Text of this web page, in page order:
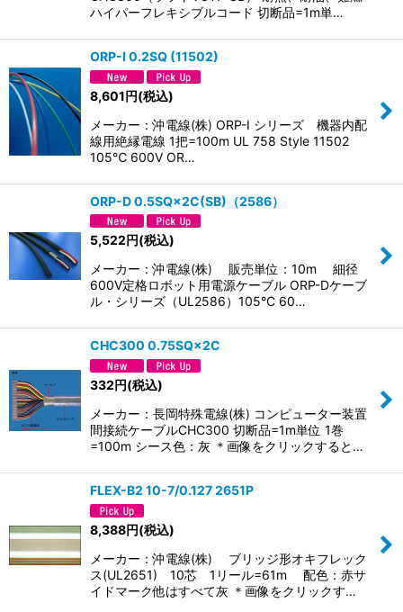
ハイパーフレキシブルコード 切断品=1m単…
ORP-I 0.2SQ (11502)
8,601円(税込)
メーカー：沖電線(株) ORP-I シリーズ 機器内配
線用絶縁電線 1把=100m UL 758 Style 11502
105℃ 600V OR…
ORP-D 0.5SQ×2C(SB)（2586）
5,522円(税込)
メーカー：沖電線(株) 販売単位：10m 細径
600V定格ロボット用電源ケーブル ORP-Dケーブ
ル・シリーズ（UL2586）105°C 60…
CHC300 0.75SQ×2C
332円(税込)
メーカー：長岡特殊電線(株) コンピューター装置
間接続ケーブルCHC300 切断品=1m単位 1巻
=100m シース色：灰 ＊画像をクリックすると…
FLEX-B2 10-7/0.127 2651P
8,388円(税込)
メーカー：沖電線(株) ブリッジ形オキフレック
ス(UL2651) 10芯 1リール=61m 配色：赤サ
イドマーク他はすべて灰 ＊画像をクリックす…